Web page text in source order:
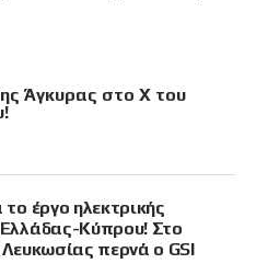
Άγκυρας στο X του
έργο ηλεκτρικής
Ελλάδας-Κύπρου! Στο
Λευκωσίας περνά ο GSI